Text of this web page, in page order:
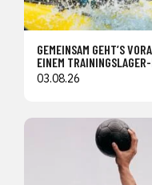
GEMEINSAM GEHT’S
EINEM
03.08.26